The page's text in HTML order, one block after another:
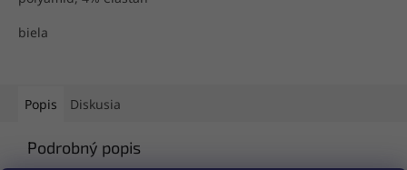
biela
Popis Diskusia
Podrobný popis